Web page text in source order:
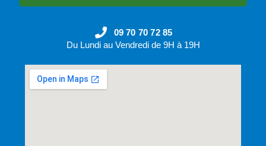
09 70 70 72 85
Du Lundi au Vendredi de 9H à 19H